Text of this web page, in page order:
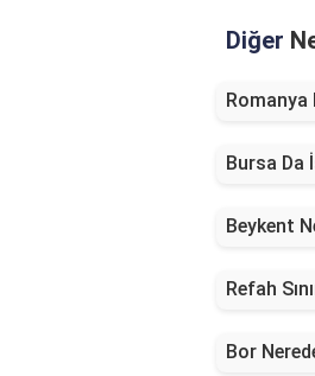
Diğer
Romanya
Bursa Da
Beykent
Refah
Bor